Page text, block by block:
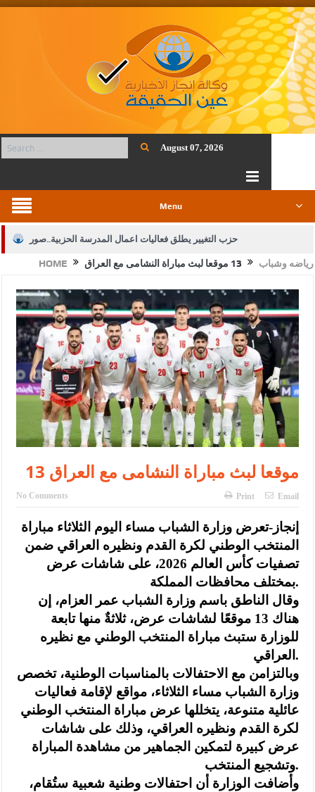
August 07, 2026
Menu
حزب التغيير يطلق فعاليات اعمال المدرسة الحزبية..صور
الجيش يفتح باب التجنيد لحملة البكالوريوس في الحقوق والقانون
بيان اجتماع عمّان:دعم الوصاية الهاشمية التاريخية على المقدسات
الإسلامية والمسيحية
الأمن يتلف 16 مليون حبة كبتاجون و1480 كغم مواد مخدرة
النواب يقر مشروع تعديل قانون الملكية العقارية
القاضي يلتقي رؤساء تحرير الصحف اليومية ويؤكد حرص مجلس النواب
على شراكة فاعلة مع الإعلام
العلم
الملك يتلقى اتصالا هاتفيا من العاهل البحريني
القاضي محمود أحمد فريحات.. مبارك ومزيدا من التوفيق
HOME رياضه وشباب 13 موقعا لبث مباراة النشامى مع العراق
13 موقعا لبث مباراة النشامى مع العراق
No Comments Print Email
إنجاز-تعرض وزارة الشباب مساء اليوم الثلاثاء مباراة
المنتخب الوطني لكرة القدم ونظيره العراقي ضمن
تصفيات كأس العالم 2026، على شاشات عرض
بمختلف محافظات المملكة.
وقال الناطق باسم وزارة الشباب عمر العزام، إن
هناك 13 موقعًا لشاشات عرض، ثلاثةٌ منها تابعة
للوزارة ستبث مباراة المنتخب الوطني مع نظيره
العراقي.
وبالتزامن مع الاحتفالات بالمناسبات الوطنية، تخصص
وزارة الشباب مساء الثلاثاء، مواقع لإقامة فعاليات
عائلية متنوعة، يتخللها عرض مباراة المنتخب الوطني
لكرة القدم ونظيره العراقي، وذلك على شاشات
عرض كبيرة لتمكين الجماهير من مشاهدة المباراة
وتشجيع المنتخب.
وأضافت الوزارة أن احتفالات وطنية شعبية ستُقام،